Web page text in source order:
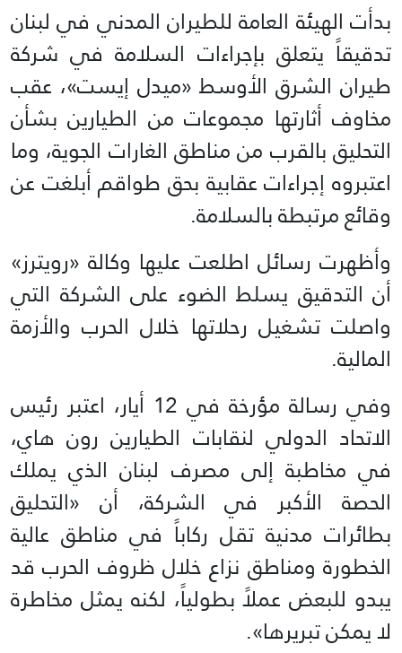
بدأت الهيئة العامة للطيران المدني في لبنان
تدقيقاً يتعلق بإجراءات السلامة في شركة
طيران الشرق الأوسط «ميدل إيست»، عقب
مخاوف أثارتها مجموعات من الطيارين بشأن
التحليق بالقرب من مناطق الغارات الجوية، وما
اعتبروه إجراءات عقابية بحق طواقم أبلغت عن
وقائع مرتبطة بالسلامة.
وأظهرت رسائل اطلعت عليها وكالة «رويترز»
أن التدقيق يسلط الضوء على الشركة التي
واصلت تشغيل رحلاتها خلال الحرب والأزمة
المالية.
وفي رسالة مؤرخة في 12 أيار، اعتبر رئيس
الاتحاد الدولي لنقابات الطيارين رون هاي،
في مخاطبة إلى مصرف لبنان الذي يملك
الحصة الأكبر في الشركة، أن «التحليق
بطائرات مدنية تقل ركاباً في مناطق عالية
الخطورة ومناطق نزاع خلال ظروف الحرب قد
يبدو للبعض عملاً بطولياً، لكنه يمثل مخاطرة
لا يمكن تبريرها».